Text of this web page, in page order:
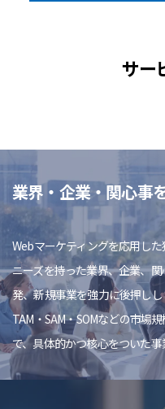
サー
業界・企業・関心事
Webマーケティングを応用し
ニーズを持った業界、企業、
発、新規事業を強力に後押しし
TAM・SAM・SOMなどの市場
で、具体的かつ核心をついた事